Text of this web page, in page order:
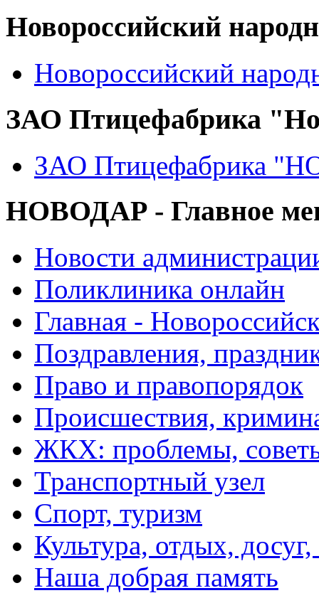
Новороссийский
Новороссийский
ЗАО Птицефабрика
ЗАО Птицефабрика
НОВОДАР - Главное
Новости
Поликлиника онлайн
Главная -
Поздравления,
Право и правопорядок
Происшествия,
ЖКХ: проблемы,
Транспортный узел
Спорт, туризм
Культура, отдых,
Наша добрая память